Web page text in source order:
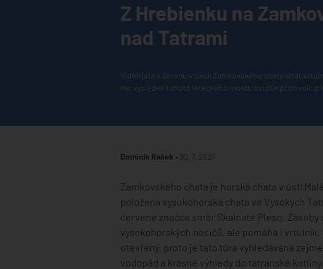
Z Hrebienku na
nad Tatrami
Viděli jste v červnu v okolí Zamkovského chaty létat
ne, výsledek tohoto leteckého mostu uvidíte příští rok: z
Dominik Rašek • 30. 7. 2021
Zamkovského chata je horská chata v ústí
položená vysokohorská chata ve Vysokých
červené značce směr Skalnaté Pleso.
vysokohorských nosičů, ale pomáhá i
otevřený, proto je tato túra vyhledávána
vodopád a krásné výhledy do tatranské kotliny.